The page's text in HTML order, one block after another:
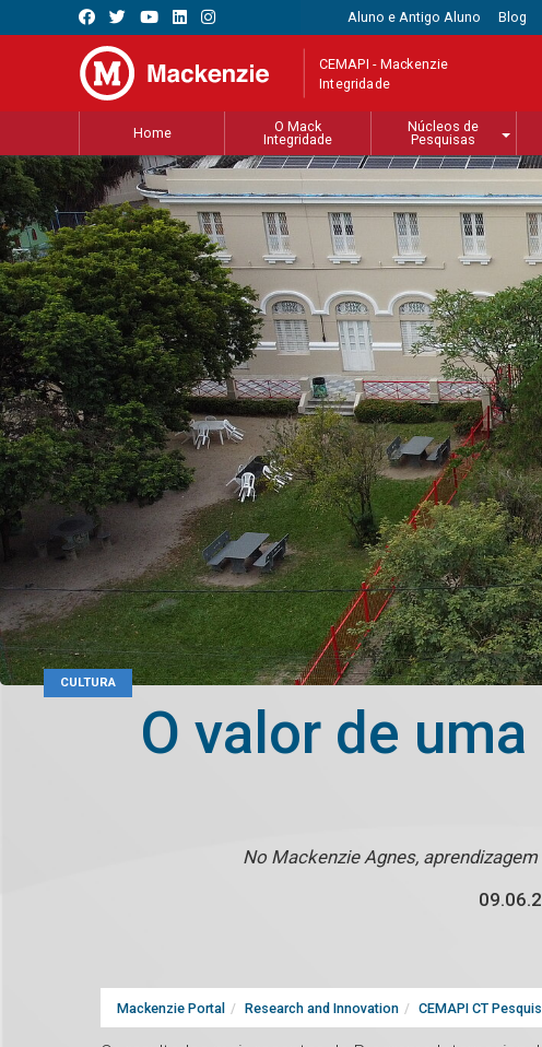
Aluno e Antigo Aluno Blog
CEMAPI - Mackenzie
Integridade
Home
O Mack
Integridade
Núcleos de
Pesquisas
CULTURA
O valor de
No Mackenzie Agnes,
Mackenzie Portal Research and Innovation CEMAPI CT